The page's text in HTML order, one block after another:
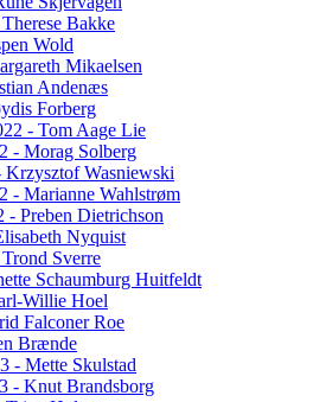
Bakke
Wold
Mikaelsen
Andenæs
Forberg
- Tom Aage Lie
- Morag Solberg
Krzysztof Wasniewski
- Marianne Wahlstrøm
- Preben Dietrichson
Nyquist
Sverre
Schaumburg Huitfeldt
Willie Hoel
Falconer Roe
Brænde
- Mette Skulstad
- Knut Brandsborg